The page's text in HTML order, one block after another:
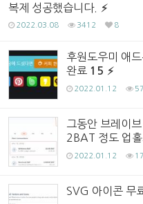
복제 성공했습니다.
2022.03.08 3412 8
후원도우미 애
완료 15
2022.01.12
그동안 브레이
2BAT 정도 업
2022.01.12
SVG 아이콘 무